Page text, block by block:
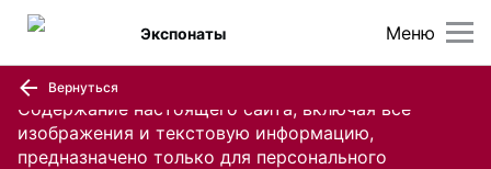
Содержание настоящего сайта, включая все
изображения и текстовую информацию,
предназначено только для персонального
Меню
Экспонаты
Вернуться